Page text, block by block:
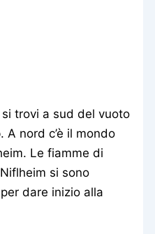
trovi a sud del vuoto
A nord c’è il mondo
Le fiamme di
si sono
dare inizio alla